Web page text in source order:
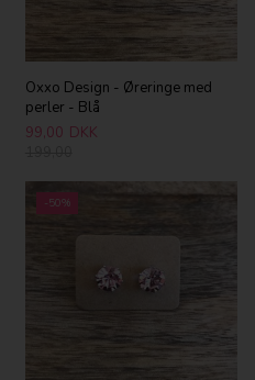
Oxxo Design - Øreringe med
perler - Blå
99,00 DKK
-50%